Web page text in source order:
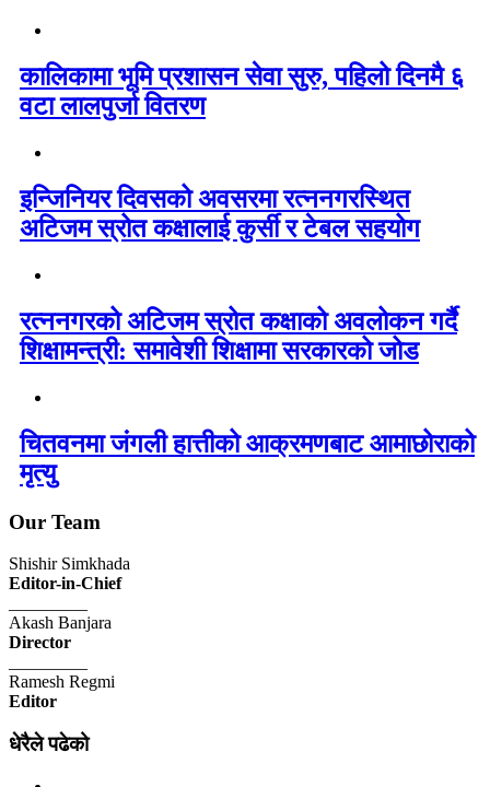
कालिकामा भूमि प्रशासन सेवा सुरु, पहिलो दिनमै ६
वटा लालपुर्जा वितरण
इन्जिनियर दिवसको अवसरमा रत्ननगरस्थित
अटिजम स्रोत कक्षालाई कुर्सी र टेबल सहयोग
रत्ननगरको अटिजम स्रोत कक्षाको अवलोकन गर्दै
शिक्षामन्त्री: समावेशी शिक्षामा सरकारको जोड
चितवनमा जंगली हात्तीको आक्रमणबाट आमाछोराको
मृत्यु
Our Team
Shishir Simkhada
Editor-in-Chief
Akash Banjara
Director
Ramesh Regmi
Editor
धेरैले पढेको